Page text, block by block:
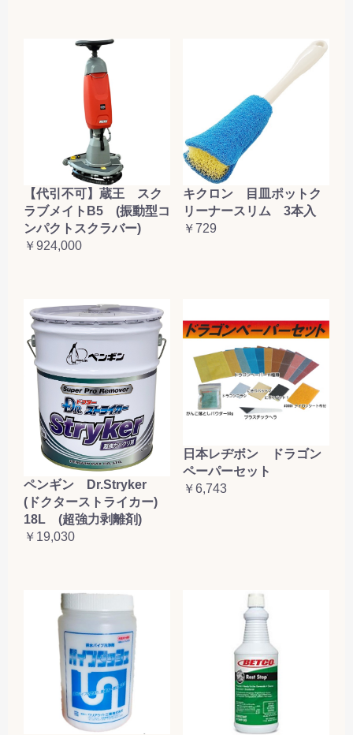
【代引不可】蔵王 スク
ラブメイトB5 (振動型コ
ンパクトスクラバー)
￥924,000
キクロン 目皿ポットク
リーナースリム 3本入
￥729
ペンギン Dr.Stryker
(ドクターストライカー)
18L (超強力剥離剤)
￥19,030
日本レヂボン ドラゴン
ペーパーセット
￥6,743